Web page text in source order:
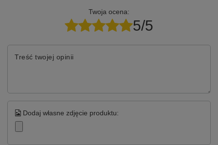
Twoja ocena:
5/5
Treść twojej opinii
Dodaj własne zdjęcie produktu: